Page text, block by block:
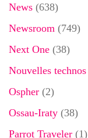
News (638)
Newsroom (749)
Next One (38)
Nouvelles technos
Ospher (2)
Ossau-Iraty (38)
Parrot Traveler (1)